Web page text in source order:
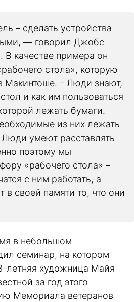
– сделать устройства
— говорил Джобс
В качестве примера он
стола», которую
Макинтоше. – Люди знают,
и как им пользоваться
лежать бумаги.
из них лежать
Люди умеют расставлять
поэтому мы
«рабочего стола» –
с ним работать, а
в своей памяти то, что они
в небольшом
семинар, на котором
летняя художница Майя
за год этого
Мемориала ветеранов